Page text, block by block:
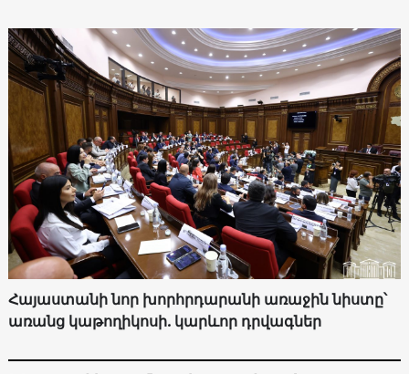
Հայաստանի նոր խորհրդարանի առաջին նիստը՝
առանց կաթողիկոսի. կարևոր դրվագներ